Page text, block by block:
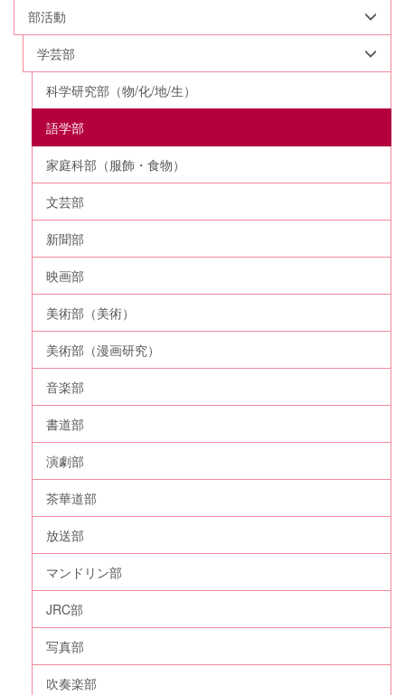
部活動
学芸部
科学研究部（物/化/地/生）
語学部
家庭科部（服飾・食物）
文芸部
新聞部
映画部
美術部（美術）
美術部（漫画研究）
音楽部
書道部
演劇部
茶華道部
放送部
マンドリン部
JRC部
写真部
吹奏楽部